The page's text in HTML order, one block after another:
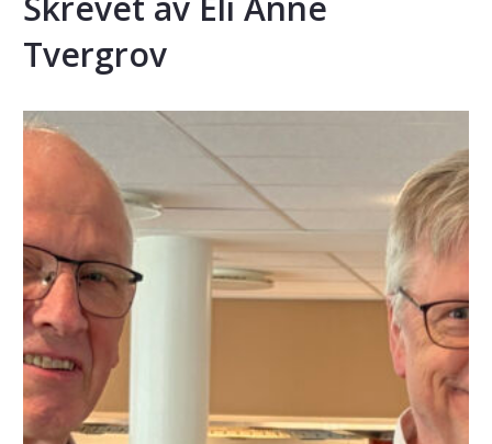
Tvergrov